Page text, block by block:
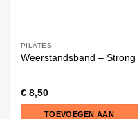
PILATES
Weerstandsband – Strong
€8,50
TOEVOEGEN AAN